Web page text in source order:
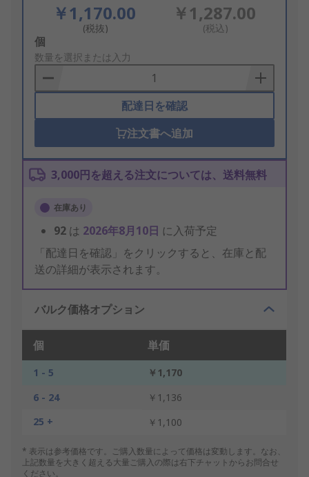
￥1,170.00
(税抜)
￥1,287.00
(税込)
Add
to
Basket
個
数量を選択または入力
配達日を確認
注文書へ追加
3,000円を超える注文については、送料無料
在庫あり
92 は 2026年8月10日 に入荷予定
「配達日を確認」をクリックすると、在庫と配
送の詳細が表示されます。
バルク価格オプション
個 単価
1 - 5
￥1,170
6 - 24
￥1,136
25 +
￥1,100
* 表示は参考価格です。ご購入数量によって価格は変動します。なお、
上記数量を大きく超える大量ご購入の際は右下チャットからお問合せ
ください。